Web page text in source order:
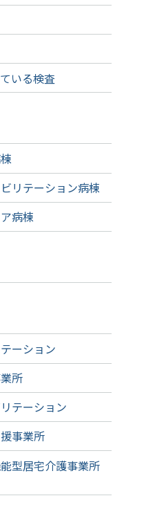
いる検査
リテーション病棟
病棟
ーション
所
テーション
事業所
型居宅介護事業所